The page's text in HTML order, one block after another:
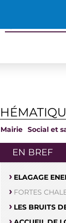
Sports
Mairie Social et
EN BREF
ELAGAGE
FORTES
LES BRUITS